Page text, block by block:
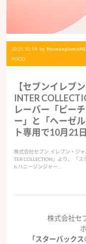
2025.10.14 by
FOOD
【セブンイレブ
INTER
レーバー「ピー
ー」と「ヘーゼ
ト専用で10月21
株式会社セブン₋イレブン・ジ
TER COLLECTION」より、 「
h ハニージンジャー…
株式会社セ
「スターバック